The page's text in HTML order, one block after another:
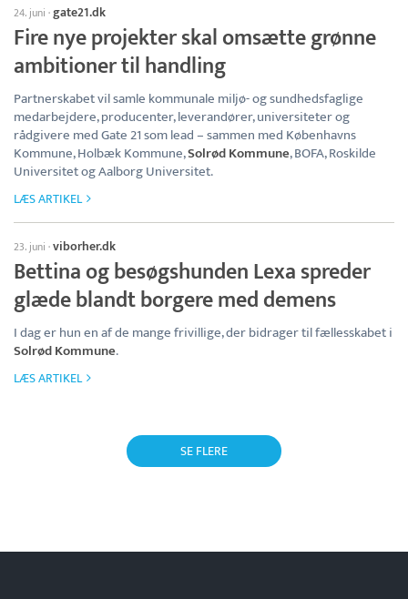
24. juni ·gate21.dk
Fire nye projekter skal omsætte grønne
ambitioner til handling
Partnerskabet vil samle kommunale miljø- og sundhedsfaglige
medarbejdere, producenter, leverandører, universiteter og
rådgivere med Gate 21 som lead – sammen med Københavns
Kommune, Holbæk Kommune,Solrød Kommune, BOFA, Roskilde
Universitet og Aalborg Universitet.
LÆS ARTIKEL
23. juni ·viborher.dk
Bettina og besøgshunden Lexa spreder
glæde blandt borgere med demens
I dag er hun en af de mange frivillige, der bidrager til fællesskabet i
Solrød Kommune.
LÆS ARTIKEL
SE FLERE